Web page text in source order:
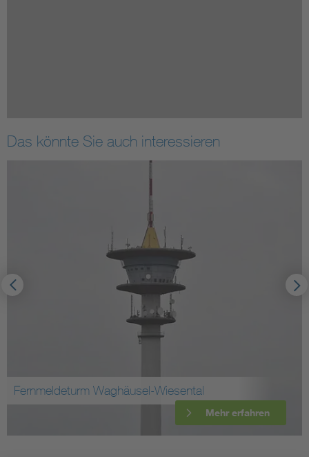
Das könnte Sie auch interessieren
Fernmeldeturm Waghäusel-Wiesental
Mehr erfahren